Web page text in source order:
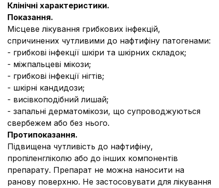
Клінічні характеристики.
Показання.
Місцеве лікування грибкових інфекцій,
спричинених чутливими до нафтифіну патогенами:
- грибкові інфекції шкіри та шкірних складок;
- міжпальцеві мікози;
- грибкові інфекції нігтів;
- шкірні кандидози;
- висівкоподібний лишай;
- запальні дерматомікози, що супроводжуються
свербежем або без нього.
Протипоказання.
Підвищена чутливість до нафтифіну,
пропіленгліколю або до інших компонентів
препарату. Препарат не можна наносити на
ранову поверхню. Не застосовувати для лікування